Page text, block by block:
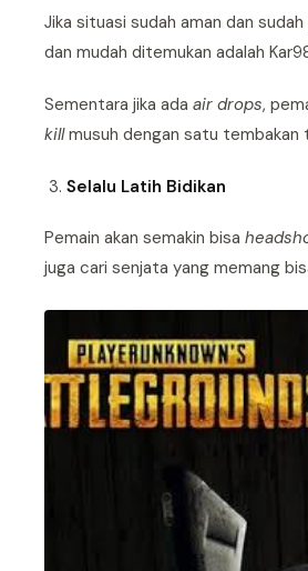
Jika situasi sudah aman dan
dan mudah ditemukan adalah
Sementara jika ada air drops,
killmusuh dengan satu tembakan
Selalu Latih Bidikan
Pemain akan semakin bisa
juga cari senjata yang memang